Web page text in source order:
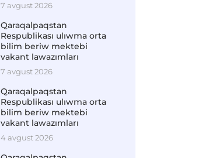
7 avgust 2026
Qaraqalpaqstan
Respublikası ulıwma orta
bilim beriw mektebi
vakant lawazımları
7 avgust 2026
Qaraqalpaqstan
Respublikası ulıwma orta
bilim beriw mektebi
vakant lawazımları
4 avgust 2026